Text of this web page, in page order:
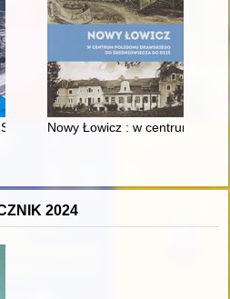
: prestiż finansowy i
Nowy Łowicz : w centrum
2024